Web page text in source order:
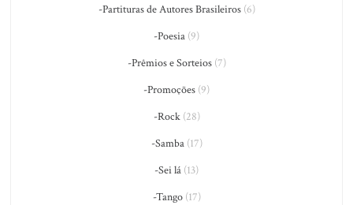
-Partituras de Autores Brasileiros(6)
-Poesia (9)
-Prêmios e Sorteios(7)
-Promoções (9)
-Rock(28)
-Samba(17)
-Sei lá (13)
-Tango(17)